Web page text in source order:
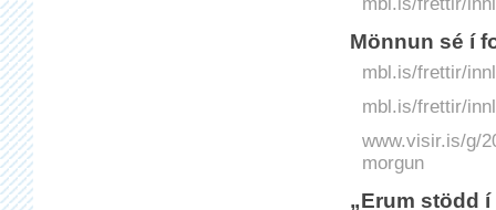
Mönnun sé í
mbl.is/frettir/
mbl.is/frettir/
www.visir.is/g/
morgun
„Erum stödd